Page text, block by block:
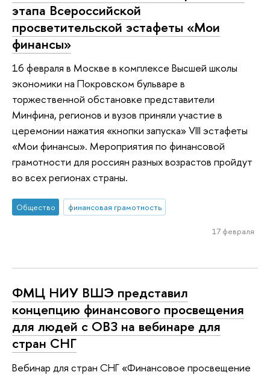
этапа Всероссийской
просветительской эстафеты «Мои
финансы»
16 февраля в Москве в комплексе Высшей школы
экономики на Покровском бульваре в
торжественной обстановке представители
Минфина, регионов и вузов приняли участие в
церемонии нажатия «кнопки запуска» VIII эстафеты
«Мои финансы». Мероприятия по финансовой
грамотности для россиян разных возрастов пройдут
во всех регионах страны.
Общество финансовая грамотность
17 февраля
ФМЦ НИУ ВШЭ представил
концепцию финансового просвещения
для людей с ОВЗ на вебинаре для
стран СНГ
Вебинар для стран СНГ «Финансовое просвещение